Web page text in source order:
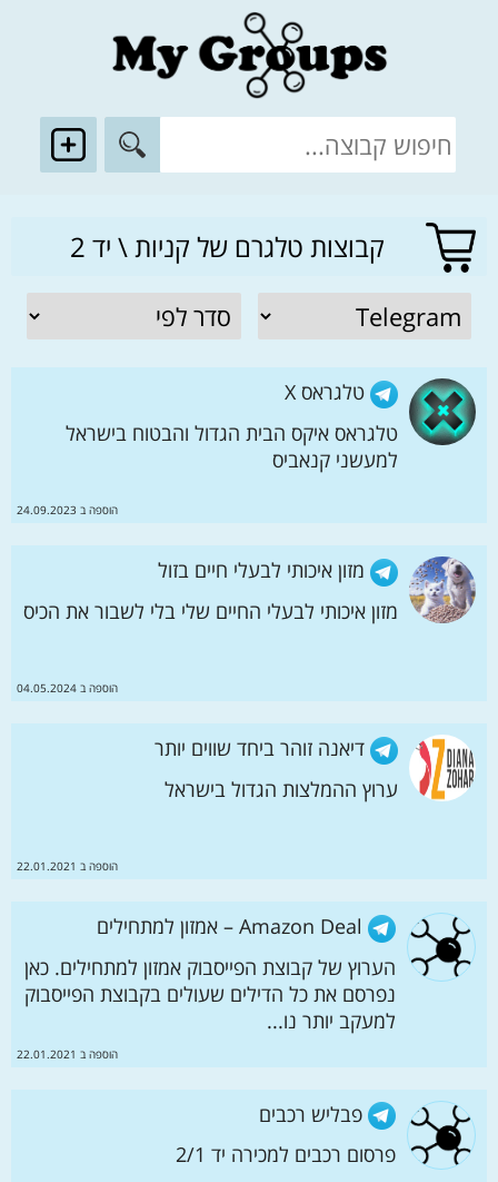
קבוצות טלגרם של קניות \ יד 2
טלגראס X
טלגראס איקס הבית הגדול והבטוח בישראל
למעשני קנאביס
הוספה ב 24.09.2023
מזון איכותי לבעלי חיים בזול
מזון איכותי לבעלי החיים שלי בלי לשבור את הכיס
הוספה ב 04.05.2024
דיאנה זוהר ביחד שווים יותר
ערוץ ההמלצות הגדול בישראל
הוספה ב 22.01.2021
Amazon Deal – אמזון למתחילים
הערוץ של קבוצת הפייסבוק אמזון למתחילים. כאן
נפרסם את כל הדילים שעולים בקבוצת הפייסבוק
למעקב יותר נו...
הוספה ב 22.01.2021
פבליש רכבים
פרסום רכבים למכירה יד 2/1